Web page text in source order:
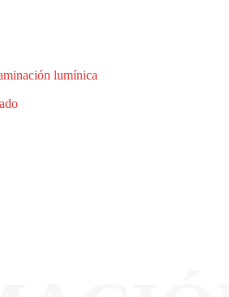
lumínica